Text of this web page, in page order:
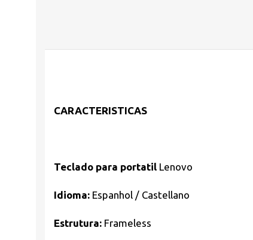
CARACTERISTICAS
Teclado para portatil Lenovo
Idioma: Espanhol / Castellano
Estrutura: Frameless